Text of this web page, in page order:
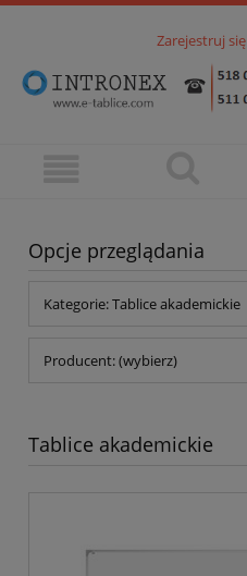
Zarejestruj się
Opcje przeglądania
Kategorie: Tablice akademickie
Producent: (wybierz)
Tablice akademickie